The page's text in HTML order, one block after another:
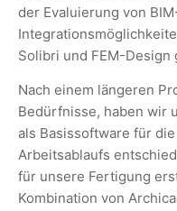
der Evaluierung von
Solibri und FEM-Design
Nach einem längeren
Bedürfnisse, haben wir
als Basissoftware für
Arbeitsablaufs
für unsere Fertigung
Kombination von